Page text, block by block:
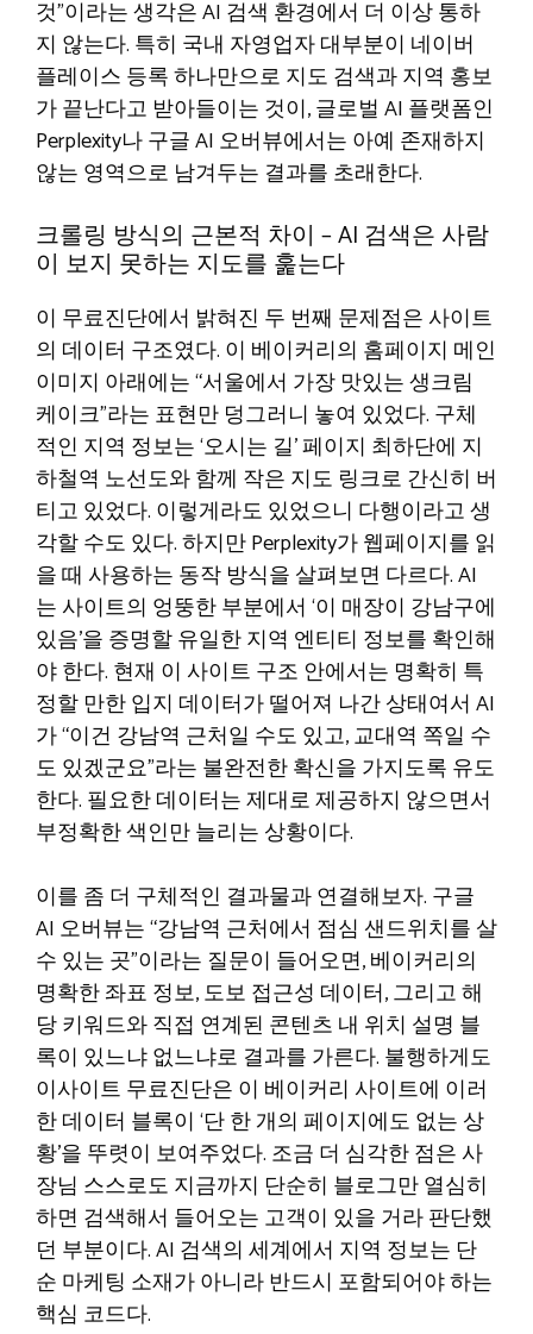
것”이라는 생각은 AI 검색 환경에서 더 이상 통하
지 않는다. 특히 국내 자영업자 대부분이 네이버
플레이스 등록 하나만으로 지도 검색과 지역 홍보
가 끝난다고 받아들이는 것이, 글로벌 AI 플랫폼인
Perplexity나 구글 AI 오버뷰에서는 아예 존재하지
않는 영역으로 남겨두는 결과를 초래한다.
크롤링 방식의 근본적 차이 – AI 검색은 사람
이 보지 못하는 지도를 훑는다
이 무료진단에서 밝혀진 두 번째 문제점은 사이트
의 데이터 구조였다. 이 베이커리의 홈페이지 메인
이미지 아래에는 “서울에서 가장 맛있는 생크림
케이크”라는 표현만 덩그러니 놓여 있었다. 구체
적인 지역 정보는 ‘오시는 길’ 페이지 최하단에 지
하철역 노선도와 함께 작은 지도 링크로 간신히 버
티고 있었다. 이렇게라도 있었으니 다행이라고 생
각할 수도 있다. 하지만 Perplexity가 웹페이지를 읽
을 때 사용하는 동작 방식을 살펴보면 다르다. AI
는 사이트의 엉뚱한 부분에서 ‘이 매장이 강남구에
있음’을 증명할 유일한 지역 엔티티 정보를 확인해
야 한다. 현재 이 사이트 구조 안에서는 명확히 특
정할 만한 입지 데이터가 떨어져 나간 상태여서 AI
가 “이건 강남역 근처일 수도 있고, 교대역 쪽일 수
도 있겠군요”라는 불완전한 확신을 가지도록 유도
한다. 필요한 데이터는 제대로 제공하지 않으면서
부정확한 색인만 늘리는 상황이다.
이를 좀 더 구체적인 결과물과 연결해보자. 구글
AI 오버뷰는 “강남역 근처에서 점심 샌드위치를 살
수 있는 곳”이라는 질문이 들어오면, 베이커리의
명확한 좌표 정보, 도보 접근성 데이터, 그리고 해
당 키워드와 직접 연계된 콘텐츠 내 위치 설명 블
록이 있느냐 없느냐로 결과를 가른다. 불행하게도
이사이트 무료진단은 이 베이커리 사이트에 이러
한 데이터 블록이 ‘단 한 개의 페이지에도 없는 상
황’을 뚜렷이 보여주었다. 조금 더 심각한 점은 사
장님 스스로도 지금까지 단순히 블로그만 열심히
하면 검색해서 들어오는 고객이 있을 거라 판단했
던 부분이다. AI 검색의 세계에서 지역 정보는 단
순 마케팅 소재가 아니라 반드시 포함되어야 하는
핵심 코드다.